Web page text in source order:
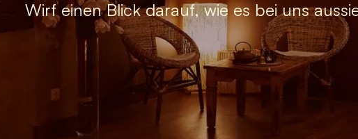
Wirf einen Blick darauf, wie es bei uns